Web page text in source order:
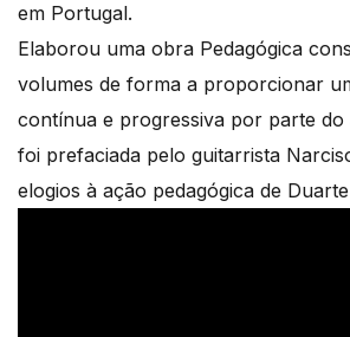
em Portugal.
Elaborou uma obra Pedagógica
volumes de forma a proporcionar
contínua e progressiva por parte do
foi prefaciada pelo guitarrista
elogios à ação pedagógica de